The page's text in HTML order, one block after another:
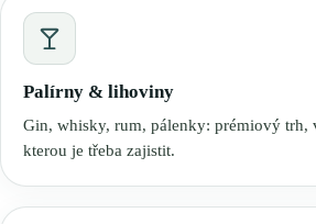
Palírny & lihoviny
Gin, whisky, rum, pálenky: prémiový trh,
kterou je třeba zajistit.